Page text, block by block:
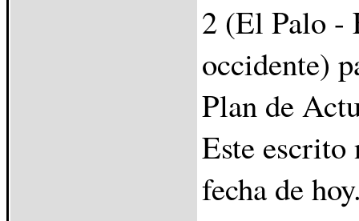
2 (El Palo -
occidente)
Plan de
Este escrito
fecha de